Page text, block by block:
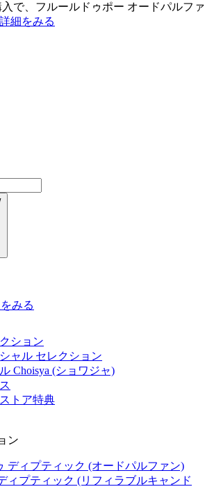
で、フルールドゥポー オードパルファ
詳細をみる
みる
ション
ャル セレクション
Choisya (ショワジャ)
トア特典
ン
ディプティック (オードパルファン)
ィプティック (リフィラブルキャンド